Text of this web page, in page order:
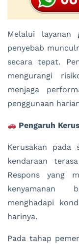
Melalui layanan
penyebab
secara tepat.
mengurangi
menjaga
penggunaan
Pengaruh
Kerusakan pada
kendaraan
Respons yang
kenyamanan
menghadapi
harinya.
Pada tahap